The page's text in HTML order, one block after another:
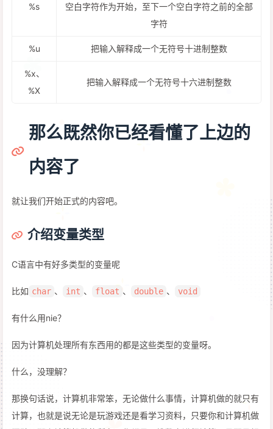
%s
空白字符作为开始，至下一个空白字符之前的全部
字符
%u 把输入解释成一个无符号十进制整数
%x、
%X
把输入解释成一个无符号十六进制整数
那么既然你已经看懂了上边的
内容了
就让我们开始正式的内容吧。
介绍变量类型
C语言中有好多类型的变量呢
比如 char 、 int 、 float 、 double 、 void
有什么用nie？
因为计算机处理所有东西用的都是这些类型的变量呀。
什么，没理解？
那换句话说，计算机非常笨，无论做什么事情，计算机做的就只有
计算，也就是说无论是玩游戏还是看学习资料，只要你和计算机做